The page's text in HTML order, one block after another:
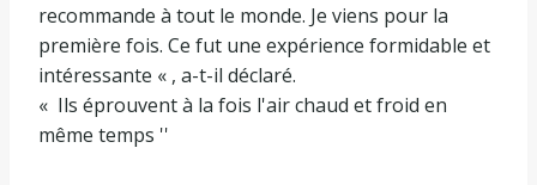
recommande à tout le monde. Je viens pour la
première fois. Ce fut une expérience formidable et
intéressante « , a-t-il déclaré.
« Ils éprouvent à la fois l'air chaud et froid en
même temps ''